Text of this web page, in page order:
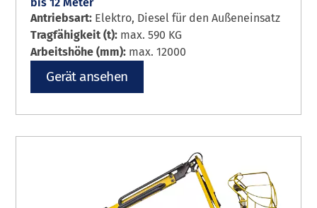
bis 12 Meter
Antriebsart: Elektro, Diesel für den Außeneinsatz
Tragfähigkeit (t): max. 590 KG
Arbeitshöhe (mm): max. 12000
Gerät ansehen